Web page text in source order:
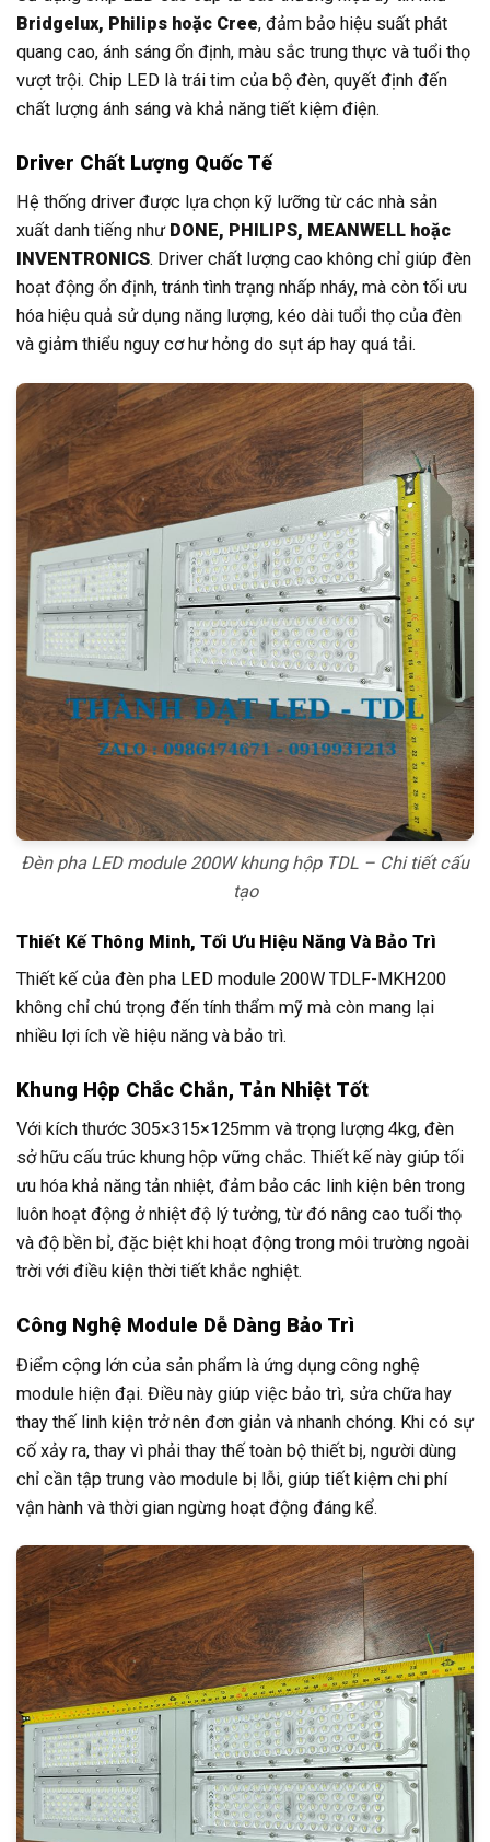
Bridgelux, Philips hoặc Cree, đảm bảo hiệu suất phát
quang cao, ánh sáng ổn định, màu sắc trung thực và tuổi thọ
vượt trội. Chip LED là trái tim của bộ đèn, quyết định đến
chất lượng ánh sáng và khả năng tiết kiệm điện.
Driver Chất Lượng Quốc Tế
Hệ thống driver được lựa chọn kỹ lưỡng từ các nhà sản
xuất danh tiếng như DONE, PHILIPS, MEANWELL hoặc
INVENTRONICS. Driver chất lượng cao không chỉ giúp đèn
hoạt động ổn định, tránh tình trạng nhấp nháy, mà còn tối ưu
hóa hiệu quả sử dụng năng lượng, kéo dài tuổi thọ của đèn
và giảm thiểu nguy cơ hư hỏng do sụt áp hay quá tải.
Đèn pha LED module 200W khung hộp TDL – Chi tiết cấu
tạo
Thiết Kế Thông Minh, Tối Ưu Hiệu Năng Và Bảo Trì
Thiết kế của đèn pha LED module 200W TDLF-MKH200
không chỉ chú trọng đến tính thẩm mỹ mà còn mang lại
nhiều lợi ích về hiệu năng và bảo trì.
Khung Hộp Chắc Chắn, Tản Nhiệt Tốt
Với kích thước 305×315×125mm và trọng lượng 4kg, đèn
sở hữu cấu trúc khung hộp vững chắc. Thiết kế này giúp tối
ưu hóa khả năng tản nhiệt, đảm bảo các linh kiện bên trong
luôn hoạt động ở nhiệt độ lý tưởng, từ đó nâng cao tuổi thọ
và độ bền bỉ, đặc biệt khi hoạt động trong môi trường ngoài
trời với điều kiện thời tiết khắc nghiệt.
Công Nghệ Module Dễ Dàng Bảo Trì
Điểm cộng lớn của sản phẩm là ứng dụng công nghệ
module hiện đại. Điều này giúp việc bảo trì, sửa chữa hay
thay thế linh kiện trở nên đơn giản và nhanh chóng. Khi có sự
cố xảy ra, thay vì phải thay thế toàn bộ thiết bị, người dùng
chỉ cần tập trung vào module bị lỗi, giúp tiết kiệm chi phí
vận hành và thời gian ngừng hoạt động đáng kể.